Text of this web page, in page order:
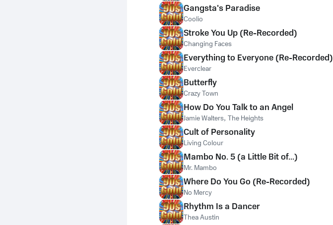
Gangsta's Paradise
Coolio
Stroke You Up (Re-Recorded)
Changing Faces
Everything to Everyone (Re-Recorded)
Everclear
Butterfly
Crazy Town
How Do You Talk to an Angel
Jamie Walters, The Heights
Cult of Personality
Living Colour
Mambo No. 5 (a Little Bit of...)
Mr. Mambo
Where Do You Go (Re-Recorded)
No Mercy
Rhythm Is a Dancer
Thea Austin